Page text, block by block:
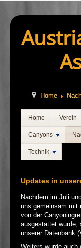
Home
Home Verein
Canyons
Technik
Updates in
Nachdem im Juli
uns gemeinsam mit
von der
ausgestattet wurde,
unserer Datenbank